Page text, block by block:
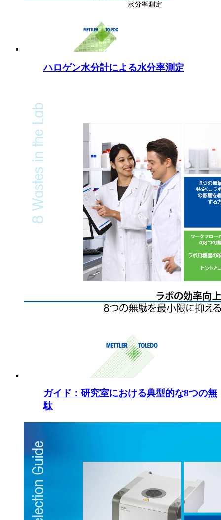
ハロゲン水分計による水分率測定
ガイド：研究室における典型的な8つの無
駄